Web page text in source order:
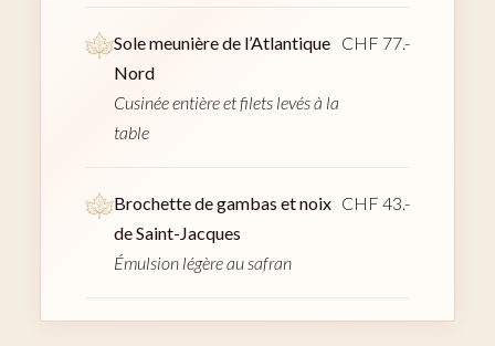
Sole meunière de l’Atlantique
Nord
Cusinée entière et filets levés à la
table
CHF 77.-
Brochette de gambas et noix
de Saint-Jacques
Émulsion légère au safran
CHF 43.-